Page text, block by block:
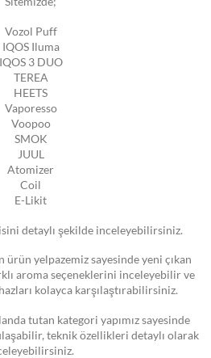
Vozol Puff
IQOS Iluma
IQOS 3 DUO
TEREA
HEETS
Vaporesso
Voopoo
SMOK
JUUL
Atomizer
Coil
E-Likit
detaylı şekilde inceleyebilirsiniz.
yelpazemiz sayesinde yeni çıkan
aroma seçeneklerini inceleyebilir ve
kolayca karşılaştırabilirsiniz.
tutan kategori yapımız sayesinde
teknik özellikleri detaylı olarak